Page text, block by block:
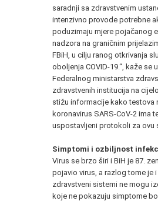
saradnji sa zdravstvenim
intenzivno provode potrebne
poduzimaju mjere pojačanog
nadzora na graničnim
FBiH, u cilju ranog otkrivanja
oboljenja COVID-19.“, kaže se
Federalnog ministarstva
zdravstvenih institucija na
stižu informacije kako testova
koronavirus SARS-CoV-2 ima
uspostavljeni protokoli za ovu
Simptomi i ozbiljnost
Virus se brzo širi i BiH je 87.
pojavio virus, a razlog tome je
zdravstveni sistemi ne mogu
koje ne pokazuju simptome